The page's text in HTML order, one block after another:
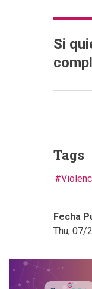
Si
Tags
Fecha
Thu, 07/